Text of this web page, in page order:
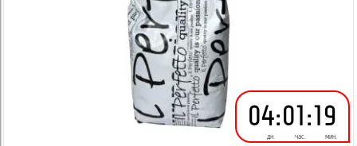
04
дн.
:01
час.
: 19
мин.